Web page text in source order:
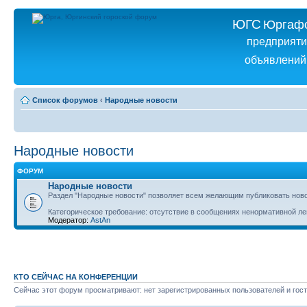
ЮГС
объявлений
Список форумов ‹ Народные новости
Народные новости
ФОРУМ
Народные новости
Раздел "Народные новости" позволяет всем желающим публиковать
Категорическое требование: отсутствие в сообщениях ненормативной
Модератор: AstAn
КТО СЕЙЧАС НА КОНФЕРЕНЦИИ
Сейчас этот форум просматривают: нет зарегистрированных пользователей и